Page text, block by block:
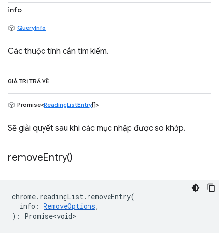
info
QueryInfo
Các thuộc tính cần tìm kiếm.
GIÁ TRỊ TRẢ VỀ
Promise<ReadingListEntry[]>
Sẽ giải quyết sau khi các mục nhập được so khớp.
removeEntry()
chrome. readingList . removeEntry(
info : RemoveOptions,
) : Promise<void>